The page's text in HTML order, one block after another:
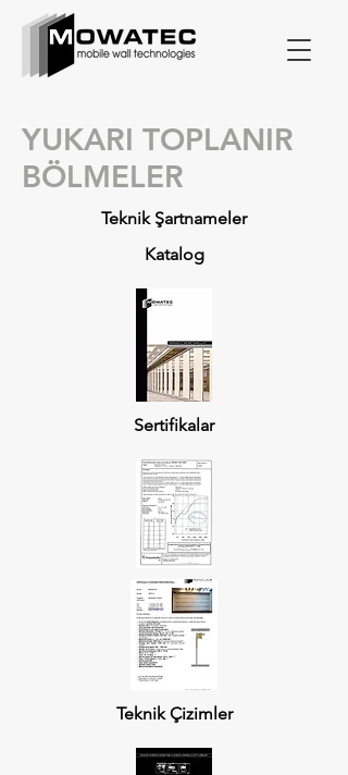
YUKARI TOPLANIR
BÖLMELER
Teknik Şartnameler
Katalog
Sertifikalar
Teknik Çizimler